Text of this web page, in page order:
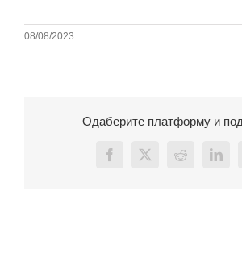
08/08/2023
Одаберите платформу и
Facebook
X Reddit